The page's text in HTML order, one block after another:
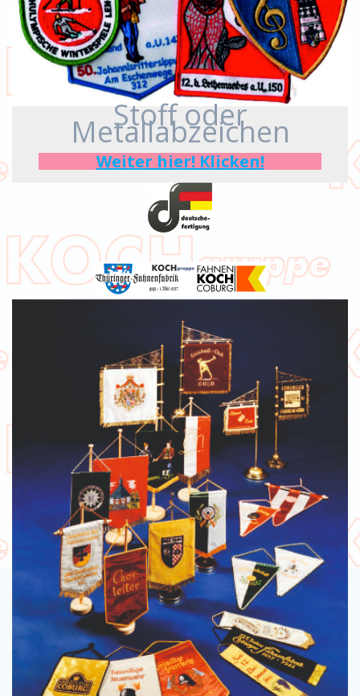
Stoff oder
Metallabzeichen
Weiter hier! Klicken!